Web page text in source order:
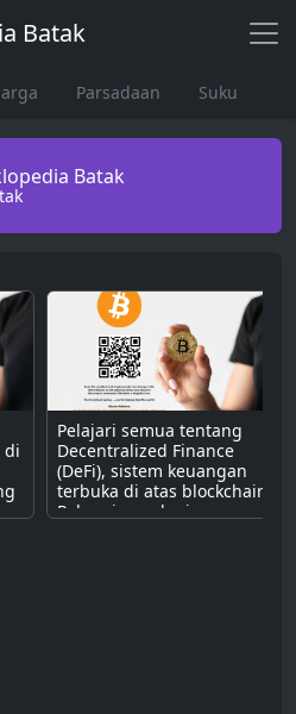
Batak
Parsadaan Suku
Batak
di
Pelajari semua tentang
Decentralized Finance
(DeFi), sistem keuangan
terbuka di atas blockchain.
Pahami cara kerjanya